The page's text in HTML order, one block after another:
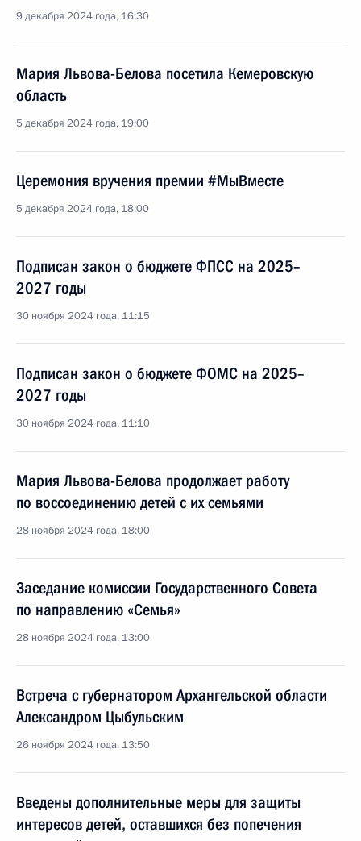
9 декабря 2024 года, 16:30
Мария Львова-Белова посетила Кемеровскую
область
5 декабря 2024 года, 19:00
Церемония вручения премии #МыВместе
5 декабря 2024 года, 18:00
Подписан закон о бюджете ФПСС на 2025–
2027 годы
30 ноября 2024 года, 11:15
Подписан закон о бюджете ФОМС на 2025–
2027 годы
30 ноября 2024 года, 11:10
Мария Львова-Белова продолжает работу
по воссоединению детей с их семьями
28 ноября 2024 года, 18:00
Заседание комиссии Государственного Совета
по направлению «Семья»
28 ноября 2024 года, 13:00
Встреча с губернатором Архангельской области
Александром Цыбульским
26 ноября 2024 года, 13:50
Введены дополнительные меры для защиты
интересов детей, оставшихся без попечения